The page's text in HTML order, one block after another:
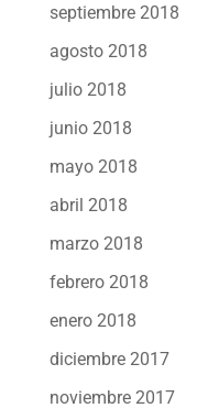
septiembre 2018
agosto 2018
julio 2018
junio 2018
mayo 2018
abril 2018
marzo 2018
febrero 2018
enero 2018
diciembre 2017
noviembre 2017